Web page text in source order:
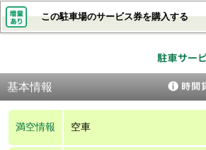
この駐車場のサービス券を購入する
基本情報
満空情報 空車